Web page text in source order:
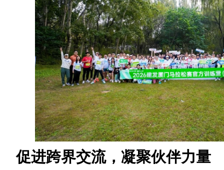
促进跨界交流，凝聚伙伴力量